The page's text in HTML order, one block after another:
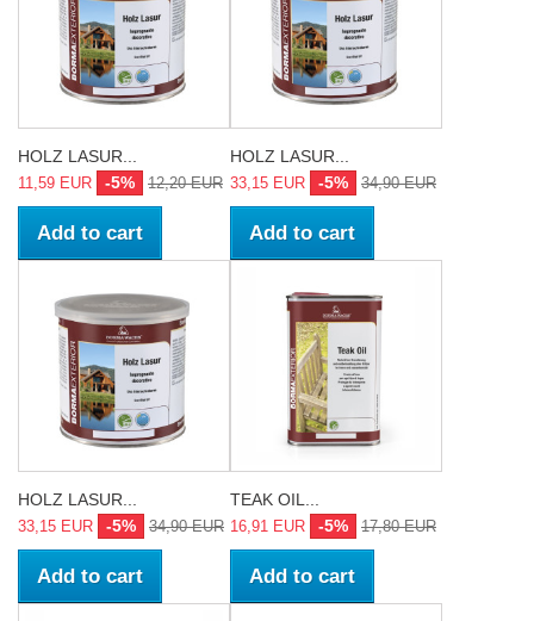
HOLZ LASUR...
11,59 EUR -5% 12,20 EUR
Add to cart
HOLZ LASUR...
33,15 EUR -5% 34,90 EUR
Add to cart
HOLZ LASUR...
33,15 EUR -5% 34,90 EUR
Add to cart
TEAK OIL...
16,91 EUR -5% 17,80 EUR
Add to cart